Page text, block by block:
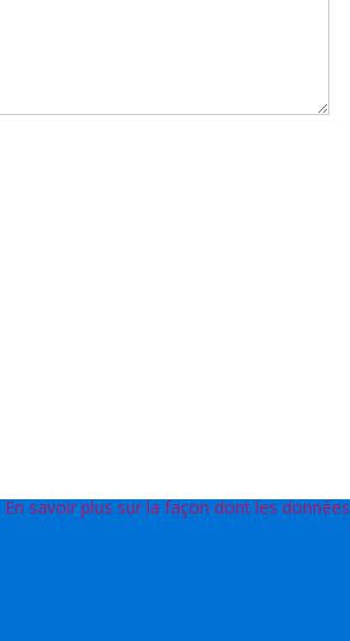
En savoir plus sur la façon dont les données